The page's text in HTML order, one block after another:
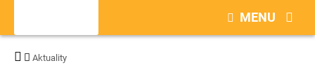
Aktuality
MENU